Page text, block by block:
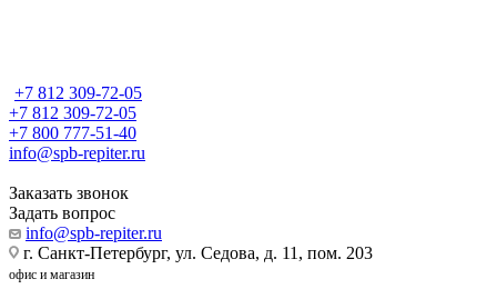
+7 812 309-72-05
+7 812 309-72-05
+7 800 777-51-40
info@spb-repiter.ru
Заказать звонок
Задать вопрос
info@spb-repiter.ru
г. Санкт-Петербург, ул. Седова, д. 11, пом. 203
офис и магазин